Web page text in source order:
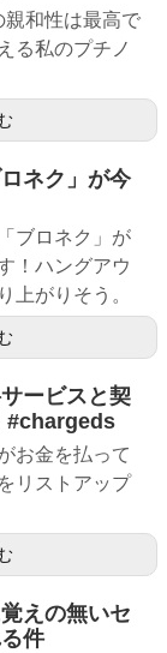
和性は最高で
る私のプチノ
ネク」が今
ブロネク」が
！ハングアウ
上がりそう。
ービスと契
#chargeds
お金を払って
リストアップ
えの無いセ
件